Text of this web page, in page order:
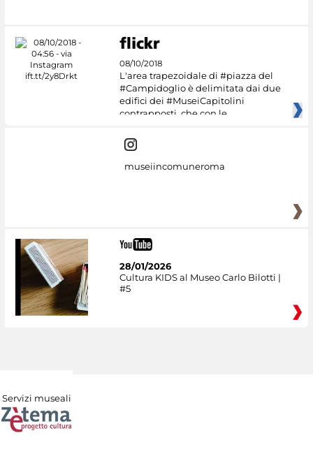
08/10/2018
L'area trapezoidale di #piazza del
#Campidoglio è delimitata dai due
edifici dei #MuseiCapitolini
contrapposti, che con le
museiincomuneroma
28/01/2026
Cultura KIDS al Museo Carlo Bilotti |
#5
Servizi museali